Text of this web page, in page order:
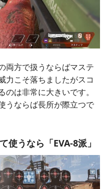
両方で扱うならばマステ
力こそ落ちましたがスコ
は非常に大きいです。
うならば長所が際立つで
使うなら「EVA-8派」